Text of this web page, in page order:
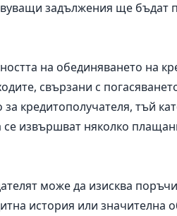
задължения ще бъдат
на обединяването на
свързани с
кредитополучателя, тъй
извършват няколко
може да изисква
история или